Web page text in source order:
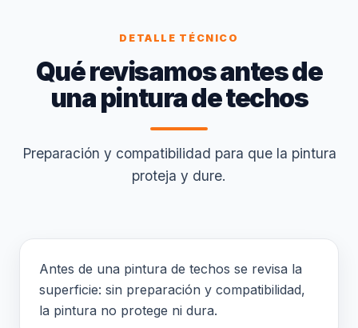
DETALLE TÉCNICO
Qué revisamos antes de
una pintura de techos
Preparación y compatibilidad para que la pintura
proteja y dure.
Antes de una pintura de techos se revisa la
superficie: sin preparación y compatibilidad,
la pintura no protege ni dura.